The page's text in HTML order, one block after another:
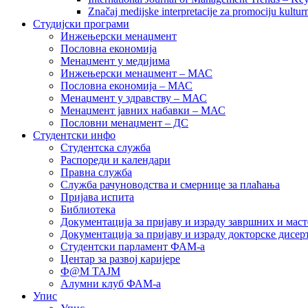
Značaj medijske interpretacije za promociju
Студијски програми
Инжењерски менаџмент
Пословна економија
Менаџмент у медијима
Инжењерски менаџмент – МАС
Пословна економија – МАС
Менаџмент у здравству – МАС
Менаџмент јавних набавки – МАС
Пословни менаџмент – ДС
Студентски инфо
Студентска служба
Распореди и календари
Правна служба
Служба рачуноводства и смернице за плаћања
Пријава испита
Библиотека
Документација за пријаву и израду завршних и
Документација за пријаву и израду докторске
Студентски парламент ФАМ-а
Центар за развој каријере
Ф@М ТАЈМ
Алумни клуб ФАМ-а
Упис